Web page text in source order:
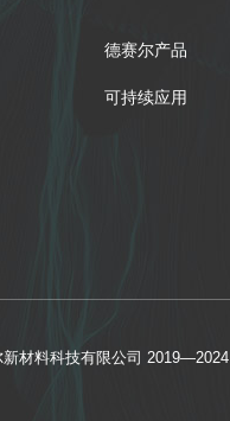
德赛尔产品
可持续应用
材料科技有限公司 2019—2024